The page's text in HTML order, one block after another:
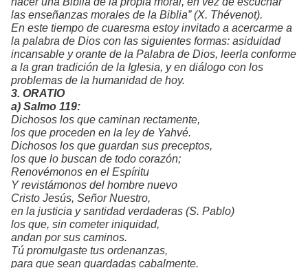
las enseñanzas morales de la Biblia” (X. Thévenot).
En este tiempo de cuaresma estoy invitado a acercarme a
la palabra de Dios con las siguientes formas: asiduidad
incansable y orante de la Palabra de Dios, leerla conforme
a la gran tradición de la Iglesia, y en diálogo con los
problemas de la humanidad de hoy.
3. ORATIO
a) Salmo 119:
Dichosos los que caminan rectamente,
los que proceden en la ley de Yahvé.
Dichosos los que guardan sus preceptos,
los que lo buscan de todo corazón;
Renovémonos en el Espíritu
Y revistámonos del hombre nuevo
Cristo Jesús, Señor Nuestro,
en la justicia y santidad verdaderas (S. Pablo)
los que, sin cometer iniquidad,
andan por sus caminos.
Tú promulgaste tus ordenanzas,
para que sean guardadas cabalmente.